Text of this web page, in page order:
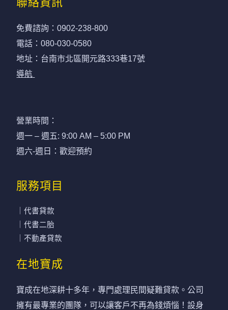
免費諮詢：0902-238-800
電話：080-030-0580
地址：台南市北區開元路333巷17號
導航
營業時間：
週一 – 週五: 9:00 AM – 5:00 PM
週六-週日：歡迎預約
服務項目
｜代書貸款
｜代書二胎
｜不動產貸款
在地寶成
寶成在地深耕十多年，專門處理民間疑難貸款。公司
擁有最專業的團隊，可以讓客戶不再為錢煩惱！設身